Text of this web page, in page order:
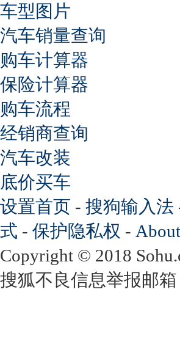
车型图片
汽车销量查询
购车计算器
保险计算器
购车流程
经销商查询
汽车改装
底价买车
设置首页 - 搜狗输入法
式 - 保护隐私权 -
Copyright © 2018
搜狐不良信息举报邮箱